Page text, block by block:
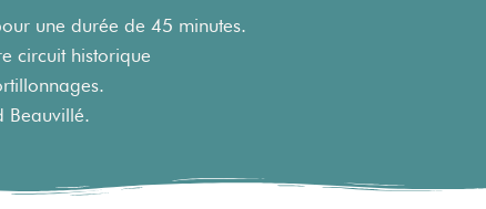
une durée de 45 minutes.
circuit historique
Beauvillé.